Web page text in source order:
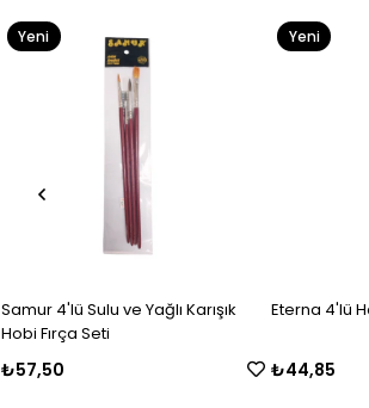
Samur 4'lü Sulu ve Yağlı Karışık
Hobi Fırça Seti
₺57,50
Yeni
Eterna 4'lü
₺44,85
Yeni